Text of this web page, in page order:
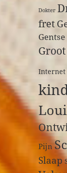
Dokter
fret
Internet
Pijn
Slaap